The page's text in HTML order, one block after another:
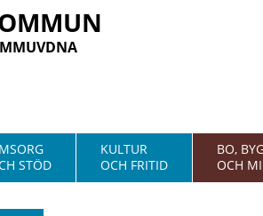
STÖD
KULTUR
OCH FRITID
BO,
OCH